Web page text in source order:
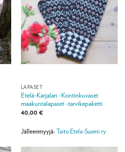
LAPASET
Etelä-Karjalan -Kontinkuvaset
maakuntalapaset -tarvikepaketti
40,00 €
Jälleenmyyjä: Taito Etela-Suomi ry